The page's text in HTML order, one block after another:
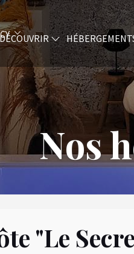
DÉCOUVRIR
Nos
"Le